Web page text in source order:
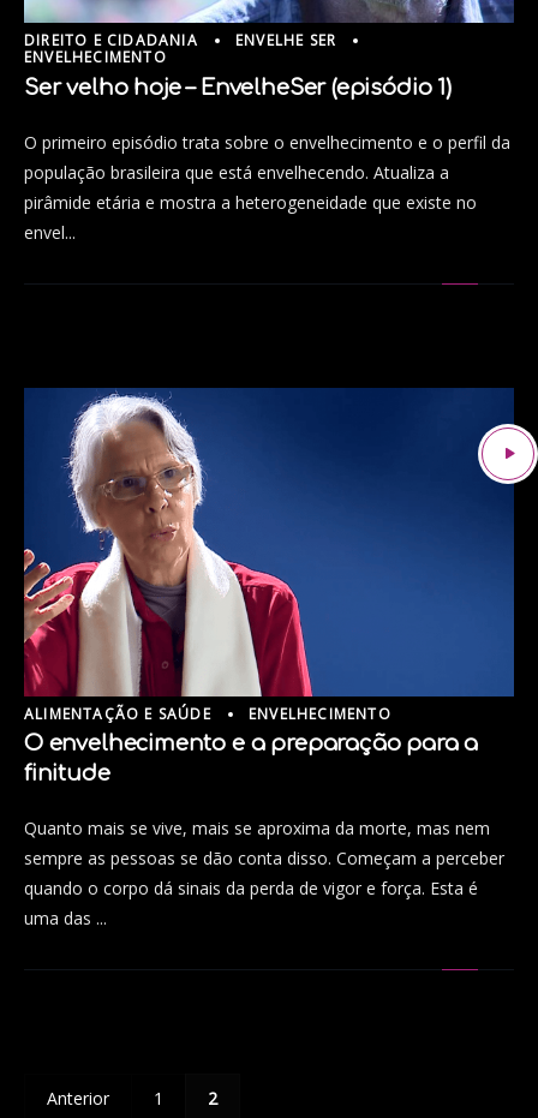
DIREITO E CIDADANIA
ENVELHE SER
ENVELHECIMENTO
Ser velho hoje – EnvelheSer (episódio 1)
O primeiro episódio trata sobre o envelhecimento e o perfil da
população brasileira que está envelhecendo. Atualiza a
pirâmide etária e mostra a heterogeneidade que existe no
envel...
ALIMENTAÇÃO E SAÚDE ENVELHECIMENTO
O envelhecimento e a preparação para a
finitude
Quanto mais se vive, mais se aproxima da morte, mas nem
sempre as pessoas se dão conta disso. Começam a perceber
quando o corpo dá sinais da perda de vigor e força. Esta é
uma das ...
Anterior 1 2